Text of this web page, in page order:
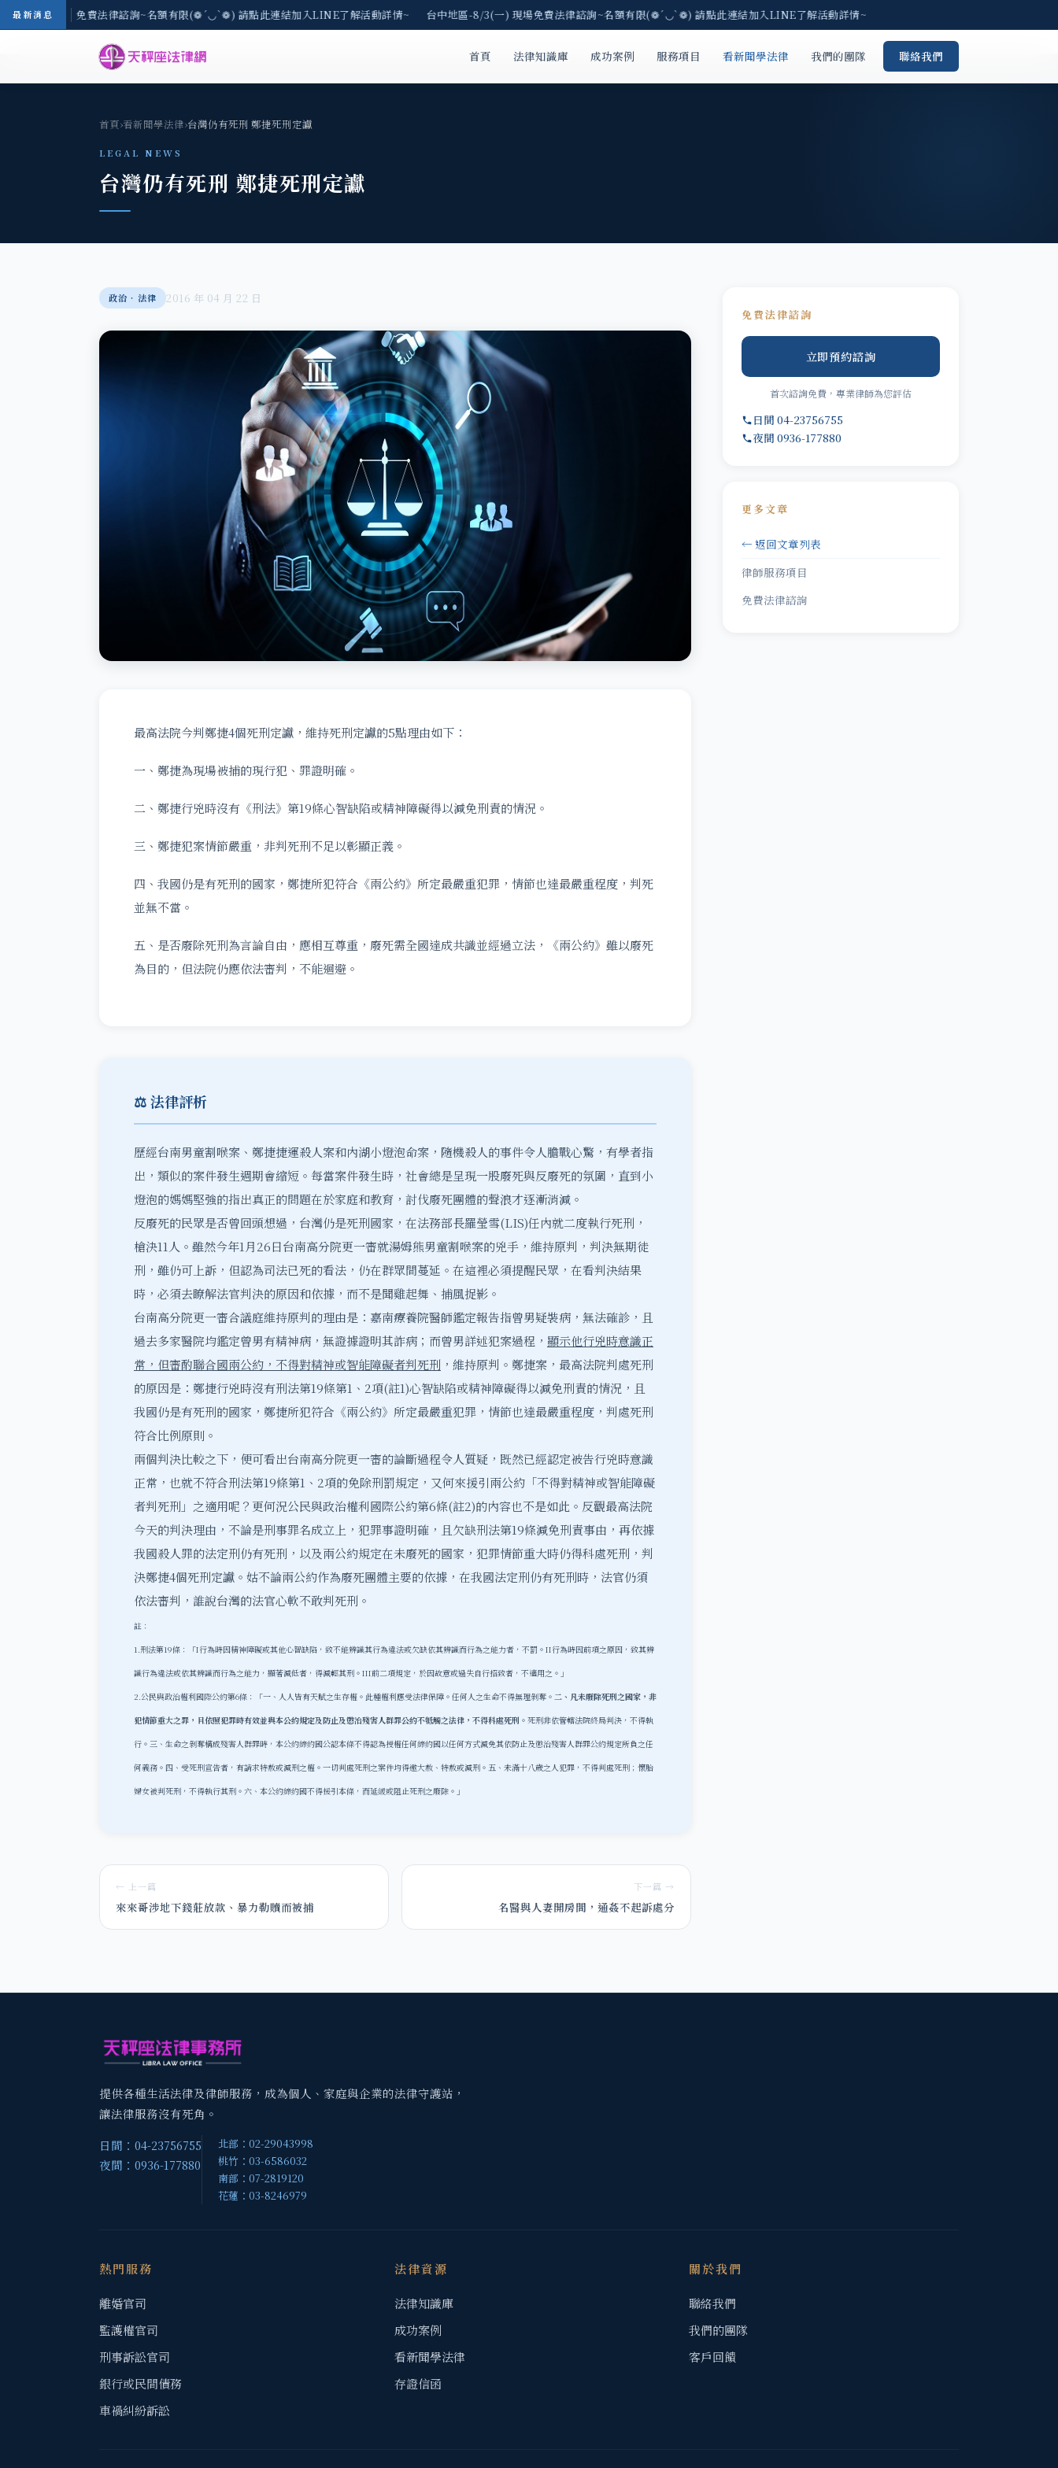
最新消息
8/3(一) 現場免費法律諮詢~名額有限(❁´◡`❁) 請點此連結加入LINE了解活動詳情~ 台中地區-8/3(一) 現場免費法律諮詢~名額有限(❁´◡`❁) 請點此連結加入LINE了解活動詳情~
首頁 法律知識庫 成功案例 服務項目 看新聞學法律 我們的團隊 聯絡我們
首頁›看新聞學法律›台灣仍有死刑 鄭捷死刑定讞
LEGAL NEWS
台灣仍有死刑 鄭捷死刑定讞
政治‧法律 2016 年 04 月 22 日
最高法院今判鄭捷4個死刑定讞，維持死刑定讞的5點理由如下：
一、鄭捷為現場被捕的現行犯、罪證明確。
二、鄭捷行兇時沒有《刑法》第19條心智缺陷或精神障礙得以減免刑責的情況。
三、鄭捷犯案情節嚴重，非判死刑不足以彰顯正義。
四、我國仍是有死刑的國家，鄭捷所犯符合《兩公約》所定最嚴重犯罪，情節也達最嚴重程度，判死
並無不當。
五、是否廢除死刑為言論自由，應相互尊重，廢死需全國達成共識並經過立法，《兩公約》雖以廢死
為目的，但法院仍應依法審判，不能迴避。
⚖️ 法律評析
歷經台南男童割喉案、鄭捷捷運殺人案和內湖小燈泡命案，隨機殺人的事件令人膽戰心驚，有學者指
出，類似的案件發生週期會縮短。每當案件發生時，社會總是呈現一股廢死與反廢死的氛圍，直到小
燈泡的媽媽堅強的指出真正的問題在於家庭和教育，討伐廢死團體的聲浪才逐漸消減。
反廢死的民眾是否曾回頭想過，台灣仍是死刑國家，在法務部長羅瑩雪(LIS)任內就二度執行死刑，
槍決11人。雖然今年1月26日台南高分院更一審就湯姆熊男童割喉案的兇手，維持原判，判決無期徒
刑，雖仍可上訴，但認為司法已死的看法，仍在群眾間蔓延。在這裡必須提醒民眾，在看判決結果
時，必須去瞭解法官判決的原因和依據，而不是聞雞起舞、捕風捉影。
台南高分院更一審合議庭維持原判的理由是：嘉南療養院醫師鑑定報告指曾男疑裝病，無法確診，且
過去多家醫院均鑑定曾男有精神病，無證據證明其詐病；而曾男詳述犯案過程， 顯示他行兇時意識正
常，但審酌聯合國兩公約，不得對精神或智能障礙者判死刑 ，維持原判。鄭捷案，最高法院判處死刑
的原因是：鄭捷行兇時沒有刑法第19條第1、2項(註1)心智缺陷或精神障礙得以減免刑責的情況，且
我國仍是有死刑的國家，鄭捷所犯符合《兩公約》所定最嚴重犯罪，情節也達最嚴重程度，判處死刑
符合比例原則。
兩個判決比較之下，便可看出台南高分院更一審的論斷過程令人質疑，既然已經認定被告行兇時意識
正常，也就不符合刑法第19條第1、2項的免除刑罰規定，又何來援引兩公約「不得對精神或智能障礙
者判死刑」之適用呢？更何況公民與政治權利國際公約第6條(註2)的內容也不是如此。反觀最高法院
今天的判決理由，不論是刑事罪名成立上，犯罪事證明確，且欠缺刑法第19條減免刑責事由，再依據
我國殺人罪的法定刑仍有死刑，以及兩公約規定在未廢死的國家，犯罪情節重大時仍得科處死刑，判
決鄭捷4個死刑定讞。姑不論兩公約作為廢死團體主要的依據，在我國法定刑仍有死刑時，法官仍須
依法審判，誰說台灣的法官心軟不敢判死刑。
註：
1.刑法第19條：「I行為時因精神障礙或其他心智缺陷，致不能辨識其行為違法或欠缺依其辨識而行為之能力者，不罰。 II行為時因前項之原因，致其辨
識行為違法或依其辨識而行為之能力，顯著減低者，得減輕其刑。III前二項規定，於因故意或過失自行招致者，不適用之。」
2.公民與政治權利國際公約第6條：「一、人人皆有天賦之生存權。此種權利應受法律保障。任何人之生命不得無理剝奪。 二、凡未廢除死刑之國家，非
犯情節重大之罪，且依照犯罪時有效並與本公約規定及防止及懲治殘害人群罪公約不牴觸之法律，不得科處死刑。 死刑非依管轄法院終局判決，不得執
行。 三、生命之剝奪構成殘害人群罪時，本公約締約國公認本條不得認為授權任何締約國以任何方式減免其依防止及懲治殘害人群罪公約規定所負之任
何義務。 四、受死刑宣告者，有請求特赦或減刑之權。一切判處死刑之案件均得邀大赦、特赦或減刑。 五、未滿十八歲之人犯罪，不得判處死刑；懷胎
婦女被判死刑，不得執行其刑。 六、本公約締約國不得援引本條，而延緩或阻止死刑之廢除。」
← 上一篇
來來哥涉地下錢莊放款、暴力勒贖而被捕
下一篇 →
名醫與人妻開房間，通姦不起訴處分
免費法律諮詢
立即預約諮詢
首次諮詢免費，專業律師為您評估
日間 04-23756755
夜間 0936-177880
更多文章
← 返回文章列表
律師服務項目
免費法律諮詢
提供各種生活法律及律師服務，成為個人、家庭與企業的法律守護站，
讓法律服務沒有死角。
日間：04-23756755
夜間：0936-177880
北部：02-29043998
桃竹：03-6586032
南部：07-2819120
花蓮：03-8246979
熱門服務
離婚官司
監護權官司
刑事訴訟官司
銀行或民間債務
車禍糾紛訴訟
法律資源
法律知識庫
成功案例
看新聞學法律
存證信函
關於我們
聯絡我們
我們的團隊
客戶回饋